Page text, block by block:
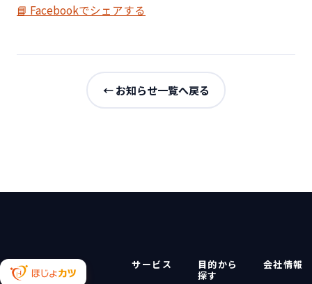
📘 Facebookでシェアする
← お知らせ一覧へ戻る
サービス
目的から
探す
会社情報